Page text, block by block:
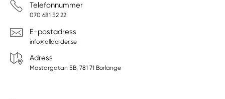
Telefonnummer
070 681 52 22
E-postadress
info@allaorder.se
Adress
Mästargatan 5B, 781 71 Borlänge